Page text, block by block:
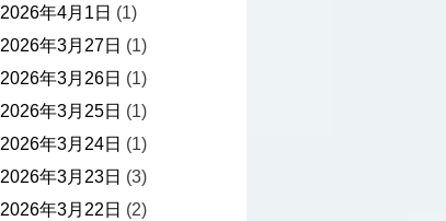
2026年4月1日 (1)
2026年3月27日 (1)
2026年3月26日 (1)
2026年3月25日 (1)
2026年3月24日 (1)
2026年3月23日 (3)
2026年3月22日 (2)